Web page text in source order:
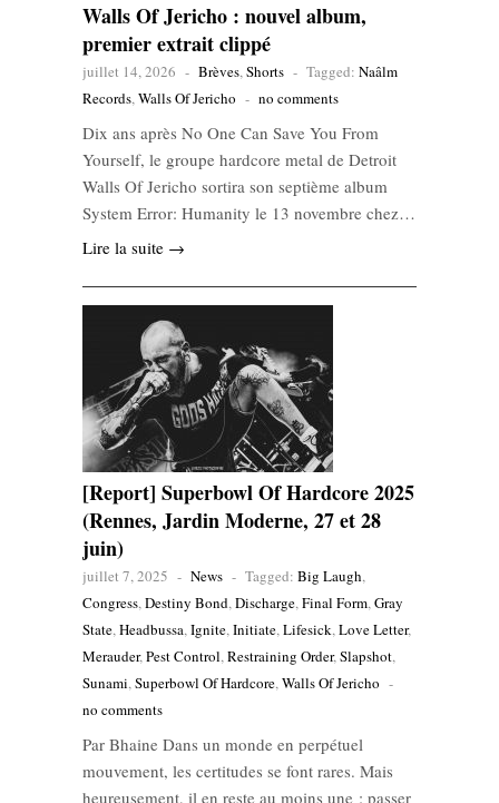
Walls Of Jericho : nouvel album,
premier extrait clippé
juillet 14, 2026 - Brèves,Shorts - Tagged: Naâlm
Records,Walls Of Jericho - no comments
Dix ans après No One Can Save You From
Yourself, le groupe hardcore metal de Detroit
Walls Of Jericho sortira son septième album
System Error: Humanity le 13 novembre chez…
Lire la suite →
[Report] Superbowl Of Hardcore 2025
(Rennes, Jardin Moderne, 27 et 28
juin)
juillet 7, 2025 - News - Tagged: Big Laugh,
Congress,Destiny Bond,Discharge,Final Form,Gray
State,Headbussa,Ignite,Initiate,Lifesick,Love Letter,
Merauder,Pest Control,Restraining Order,Slapshot,
Sunami,Superbowl Of Hardcore,Walls Of Jericho -
no comments
Par Bhaine Dans un monde en perpétuel
mouvement, les certitudes se font rares. Mais
heureusement, il en reste au moins une : passer